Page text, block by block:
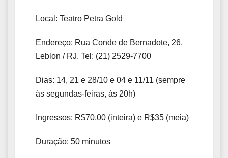
Local: Teatro Petra Gold
Endereço: Rua Conde de Bernadote, 26,
Leblon / RJ. Tel: (21) 2529-7700
Dias: 14, 21 e 28/10 e 04 e 11/11 (sempre
às segundas-feiras, às 20h)
Ingressos: R$70,00 (inteira) e R$35 (meia)
Duração: 50 minutos